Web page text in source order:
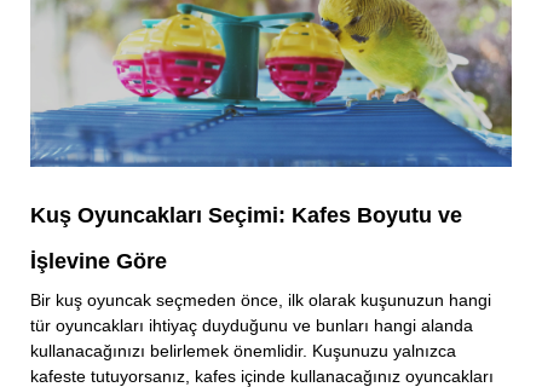
Kuş Oyuncakları Seçimi: Kafes Boyutu ve
İşlevine Göre
Bir kuş oyuncak seçmeden önce, ilk olarak kuşunuzun hangi
tür oyuncakları ihtiyaç duyduğunu ve bunları hangi alanda
kullanacağınızı belirlemek önemlidir. Kuşunuzu yalnızca
kafeste tutuyorsanız, kafes içinde kullanacağınız oyuncakları